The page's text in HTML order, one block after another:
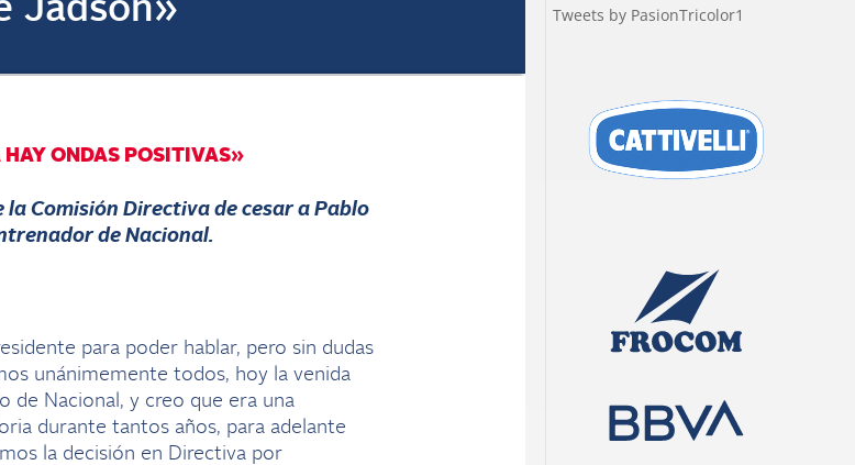
Jadson»
ONDAS POSITIVAS»
Comisión Directiva de cesar a Pablo
de Nacional.
para poder hablar, pero sin dudas
unánimemente todos, hoy la venida
de Nacional, y creo que era una
durante tantos años, para adelante
la decisión en Directiva por
Tweets by PasionTricolor1